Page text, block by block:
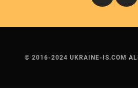
© 2016-2024 UKRAINE-IS.COM